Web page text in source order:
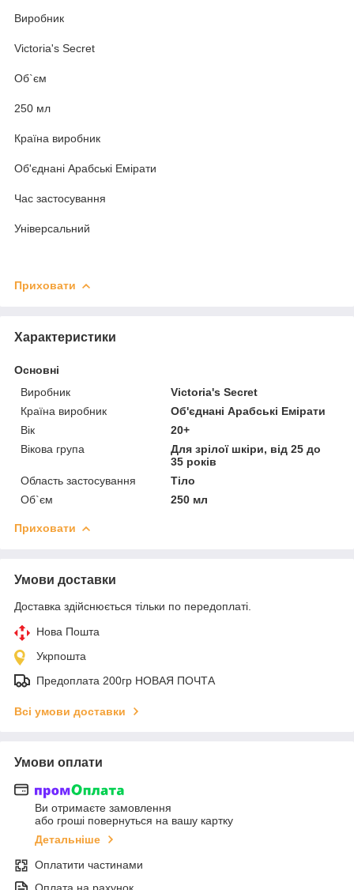
Виробник
Victoria's Secret
Об`єм
250 мл
Країна виробник
Об'єднані Арабські Емірати
Час застосування
Універсальний
Приховати
Характеристики
Основні
Виробник
Victoria's Secret
Країна виробник
Об'єднані Арабські Емірати
Вік
20+
Вікова група
Для зрілої шкіри, від 25 до
35 років
Область застосування
Тіло
Об`єм
250 мл
Приховати
Умови доставки
Доставка здійснюється тільки по передоплаті.
Нова Пошта
Укрпошта
Предоплата 200гр НОВАЯ ПОЧТА
Всі умови доставки
Умови оплати
Ви отримаєте замовлення
або гроші повернуться на вашу картку
Детальніше
Оплатити частинами